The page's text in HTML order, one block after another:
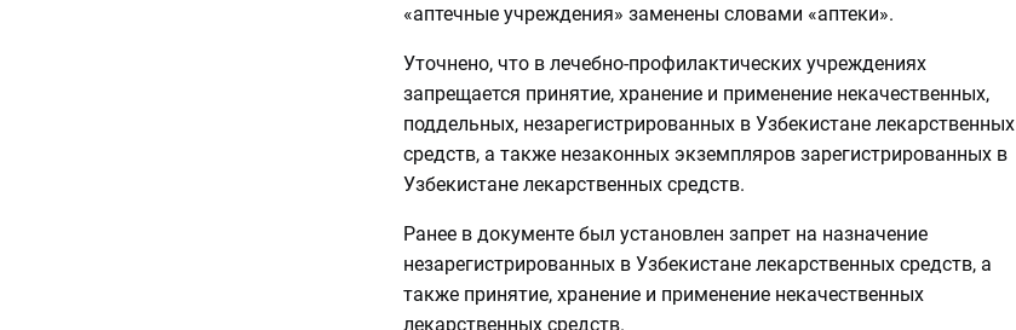
«аптечные учреждения» заменены словами «аптеки».
Уточнено, что в лечебно-профилактических учреждениях
запрещается принятие, хранение и применение некачественных,
поддельных, незарегистрированных в Узбекистане лекарственных
средств, а также незаконных экземпляров зарегистрированных в
Узбекистане лекарственных средств.
Ранее в документе был установлен запрет на назначение
незарегистрированных в Узбекистане лекарственных средств, а
также принятие, хранение и применение некачественных
лекарственных средств.